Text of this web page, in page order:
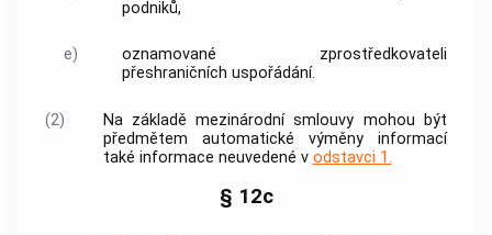
podniků,
e)
oznamované zprostředkovateli
přeshraničních uspořádání.
(2)
Na základě mezinárodní smlouvy mohou být
předmětem automatické výměny informací
také informace neuvedené v odstavci 1.
§ 12c